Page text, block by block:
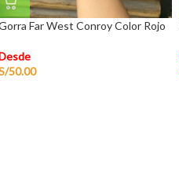
Far West Conroy Color Rojo
50.00